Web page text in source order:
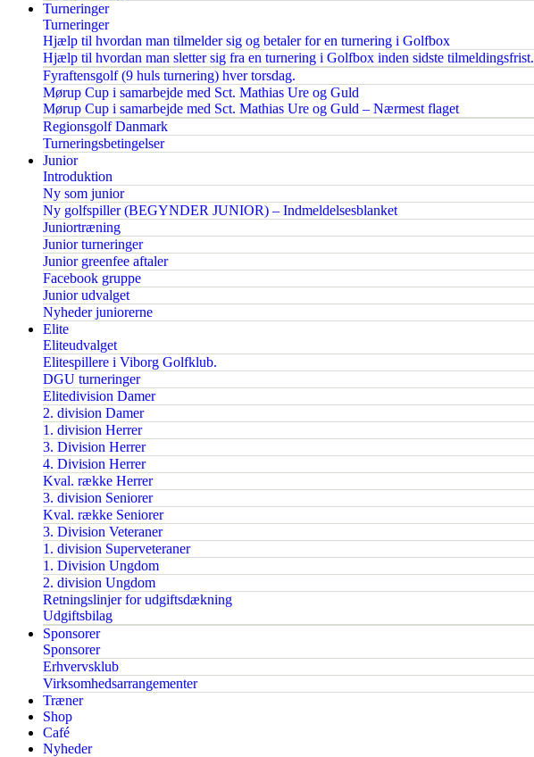
Turneringer
Turneringer
Hjælp til hvordan man tilmelder sig og betaler for en turnering i Golfbox
Hjælp til hvordan man sletter sig fra en turnering i Golfbox inden sidste tilmeldingsfrist.
Fyraftensgolf (9 huls turnering) hver torsdag.
Mørup Cup i samarbejde med Sct. Mathias Ure og Guld
Mørup Cup i samarbejde med Sct. Mathias Ure og Guld – Nærmest flaget
Regionsgolf Danmark
Turneringsbetingelser
Junior
Introduktion
Ny som junior
Ny golfspiller (BEGYNDER JUNIOR) – Indmeldelsesblanket
Juniortræning
Junior turneringer
Junior greenfee aftaler
Facebook gruppe
Junior udvalget
Nyheder juniorerne
Elite
Eliteudvalget
Elitespillere i Viborg Golfklub.
DGU turneringer
Elitedivision Damer
2. division Damer
1. division Herrer
3. Division Herrer
4. Division Herrer
Kval. række Herrer
3. division Seniorer
Kval. række Seniorer
3. Division Veteraner
1. division Superveteraner
1. Division Ungdom
2. division Ungdom
Retningslinjer for udgiftsdækning
Udgiftsbilag
Sponsorer
Sponsorer
Erhvervsklub
Virksomhedsarrangementer
Træner
Shop
Café
Nyheder